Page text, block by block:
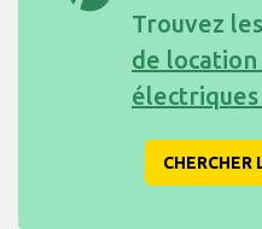
Trouvez les
de
CHERCHER